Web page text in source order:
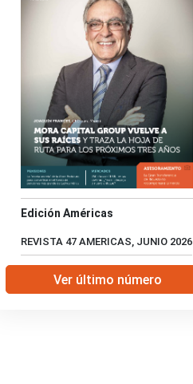
Edición Américas
REVISTA 47 AMERICAS, JUNIO 2026
Ver último número